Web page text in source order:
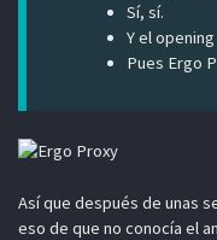
Sí, sí.
Y el
Pues Ergo
Así que después de unas
eso de que no conocía el